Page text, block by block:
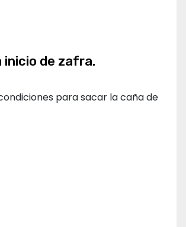
inicio de zafra.
para sacar la caña de